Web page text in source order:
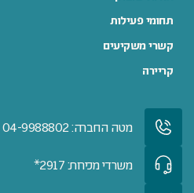
תחומי פעילות
קשרי משקיעים
קריירה
מטה החברה: 04-9988802
משרדי מכירות: 2917*